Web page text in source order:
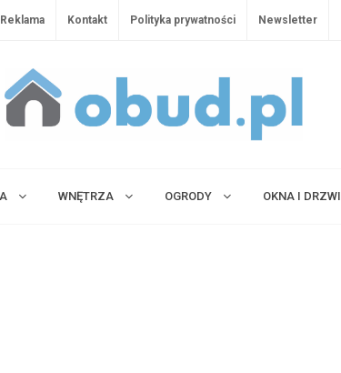
Reklama Kontakt Polityka prywatności Newsletter
WNĘTRZA OGRODY OKNA I DRZWI